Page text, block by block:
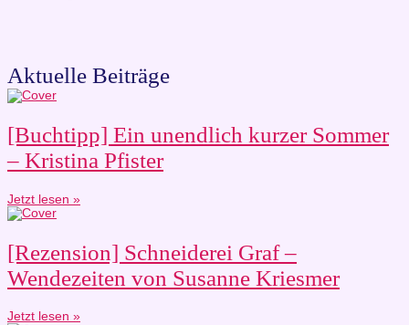
Aktuelle Beiträge
[Buchtipp] Ein unendlich kurzer Sommer
– Kristina Pfister
Jetzt lesen »
[Rezension] Schneiderei Graf –
Wendezeiten von Susanne Kriesmer
Jetzt lesen »